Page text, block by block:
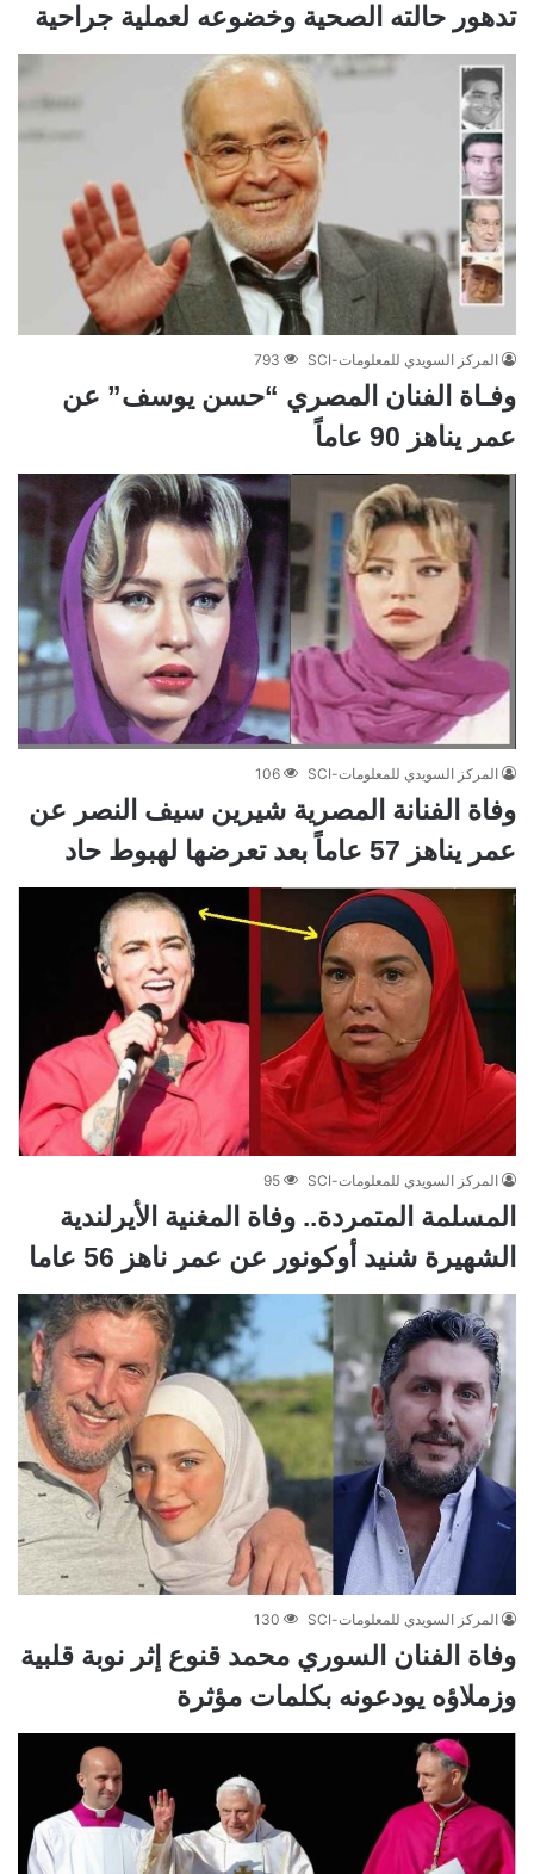
تدهور حالته الصحية وخضوعه لعملية جراحية
المركز السويدي للمعلومات-SCI 793
وفـاة الفنان المصري “حسن يوسف” عن
عمر يناهز 90 عاماً
المركز السويدي للمعلومات-SCI 106
وفاة الفنانة المصرية شيرين سيف النصر عن
عمر يناهز 57 عاماً بعد تعرضها لهبوط حاد
المركز السويدي للمعلومات-SCI 95
المسلمة المتمردة.. وفاة المغنية الأيرلندية
الشهيرة شنيد أوكونور عن عمر ناهز 56 عاما
المركز السويدي للمعلومات-SCI 130
وفاة الفنان السوري محمد قنوع إثر نوبة قلبية
وزملاؤه يودعونه بكلمات مؤثرة